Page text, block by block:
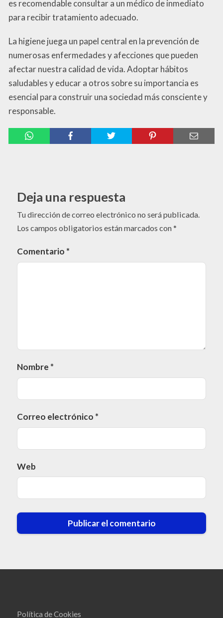
es recomendable consultar a un médico de inmediato
para recibir tratamiento adecuado.
La higiene juega un papel central en la prevención de
numerosas enfermedades y afecciones que pueden
afectar nuestra calidad de vida. Adoptar hábitos
saludables y educar a otros sobre su importancia es
esencial para construir una sociedad más consciente y
responsable.
Deja una respuesta
Tu dirección de correo electrónico no será publicada.
Los campos obligatorios están marcados con*
Comentario *
Nombre *
Correo electrónico *
Web
Política de Cookies